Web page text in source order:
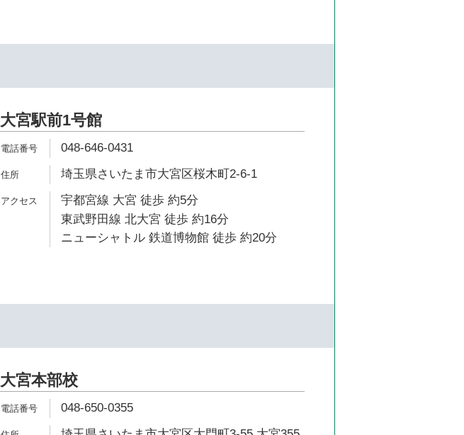
大宮駅前1号館
048-646-0431
埼玉県さいたま市大宮区桜木町2-6-1
宇都宮線 大宮 徒歩 約5分
東武野田線 北大宮 徒歩 約16分
ニューシャトル 鉄道博物館 徒歩 約20分
大宮本部校
048-650-0355